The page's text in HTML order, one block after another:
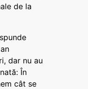
de la
dar nu au
În
cât se